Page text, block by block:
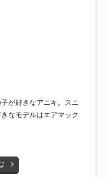
が好きなアニキ。スニ
なモデルはエアマック